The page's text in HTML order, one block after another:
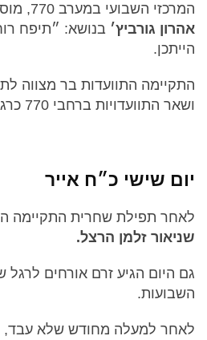
המרכזי השבועי במערב 770, מוסר השיעור הי׳ הת׳
אהרון גורביץ׳ בנושא: ״תיפח
הייתכן.
התקיימה התוועדות בר מצווה
ושאר התוועדויות ברחבי 770 כרגיל בליל שישי.
יום שישי כ״ח אייר
לאחר תפילת שחרית התקיימה
שניאור זלמן הרצל.
גם היום הגיע זרם אורחים לרגל
השבועות.
לאחר למעלה מחודש שלא עבד,